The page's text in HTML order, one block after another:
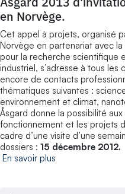
en Norvège.
Cet appel à projets, organisé
Norvège en partenariat avec
pour la recherche scientifique
industriel, s’adresse à tous les
encore de contacts
thématiques suivantes :
environnement et climat,
Åsgard donne la possibilité
fonctionnement et les projets
cadre d’une visite d’une
dossiers : 15 décembre 2012.
En savoir plus